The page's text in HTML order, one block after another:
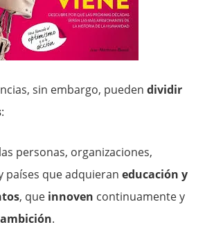
sin embargo, puedendividir
:
personas, organizaciones,
países que adquieraneducación y
, que innoven continuamente y
ambición.